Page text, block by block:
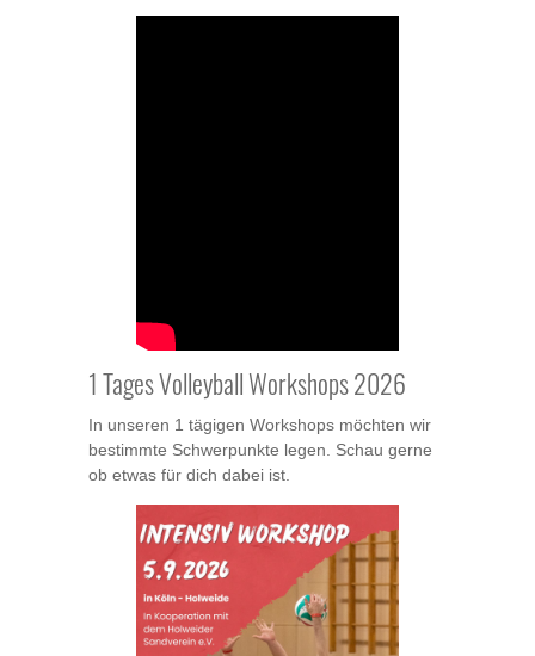
1 Tages Volleyball Workshops 2026
In unseren 1 tägigen Workshops möchten wir
bestimmte Schwerpunkte legen. Schau gerne
ob etwas für dich dabei ist.